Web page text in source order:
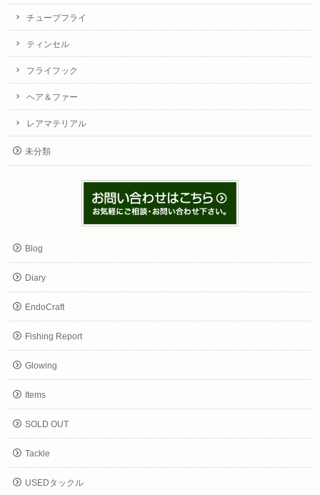
チューブフライ
ティンセル
フライフック
ヘア＆ファー
レアマテリアル
未分類
Blog
Diary
EndoCraft
Fishing Report
Glowing
Items
SOLD OUT
Tackle
USEDタックル